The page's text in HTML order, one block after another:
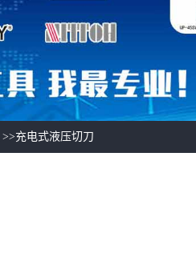
>>充电式液压切刀